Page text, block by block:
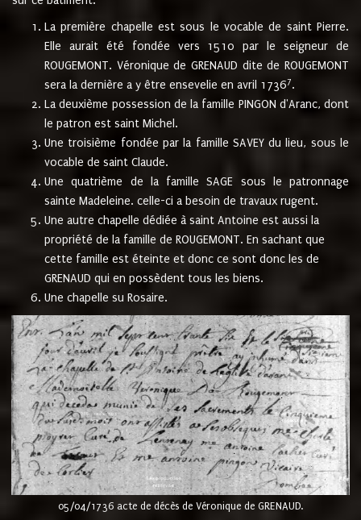
La première chapelle est sous le vocable de saint Pierre.
Elle aurait été fondée vers 1510 par le seigneur de
ROUGEMONT. Véronique de GRENAUD dite de ROUGEMONT
sera la dernière a y être ensevelie en avril 17367.
La deuxième possession de la famille PINGON d'Aranc, dont
le patron est saint Michel.
Une troisième fondée par la famille SAVEY du lieu, sous le
vocable de saint Claude.
Une quatrième de la famille SAGE sous le patronnage
sainte Madeleine. celle-ci a besoin de travaux rugent.
Une autre chapelle dédiée à saint Antoine est aussi la
propriété de la famille de ROUGEMONT. En sachant que
cette famille est éteinte et donc ce sont donc les de
GRENAUD qui en possèdent tous les biens.
Une chapelle su Rosaire.
05/04/1736 acte de décès de Véronique de GRENAUD.